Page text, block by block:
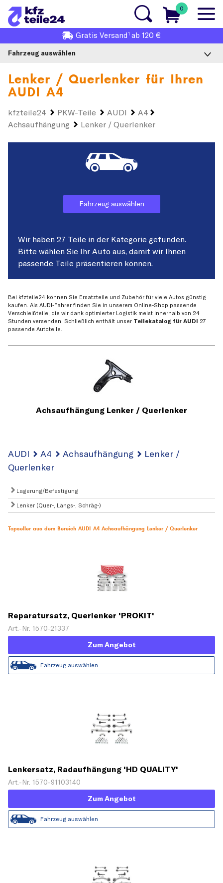
0
Gratis Versand1 ab 120 €
Fahrzeug auswählen
Lenker / Querlenker für Ihren
AUDI A4
kfzteile24 PKW-Teile AUDI
A4
Achsaufhängung
Lenker / Querlenker
Fahrzeug auswählen
Wir haben 27 Teile in der Kategorie gefunden.
Bitte wählen Sie Ihr Auto aus, damit wir Ihnen
passende Teile präsentieren können.
Bei kfzteile24 können Sie Ersatzteile und Zubehör für viele Autos günstig
kaufen. Als AUDI-Fahrer finden Sie in unserem Online-Shop passende
Verschleißteile, die wir dank optimierter Logistik meist innerhalb von 24
Stunden versenden. Schließlich enthält unser Teilekatalog für AUDI 27
passende Autoteile.
Achsaufhängung Lenker / Querlenker
AUDI A4 Achsaufhängung
Lenker /
Querlenker
Lagerung/Befestigung
Lenker (Quer-, Längs-, Schräg-)
Topseller aus dem Bereich AUDI A4 Achsaufhängung Lenker / Querlenker
Reparatursatz, Querlenker 'PROKIT'
Art.-Nr. 1570-21337
Zum Angebot
Fahrzeug auswählen
Lenkersatz, Radaufhängung 'HD QUALITY'
Art.-Nr. 1570-91103140
Zum Angebot
Fahrzeug auswählen